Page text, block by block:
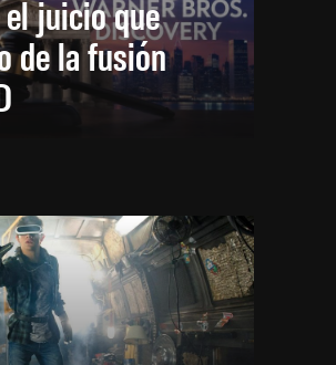
juicio que
de la fusión